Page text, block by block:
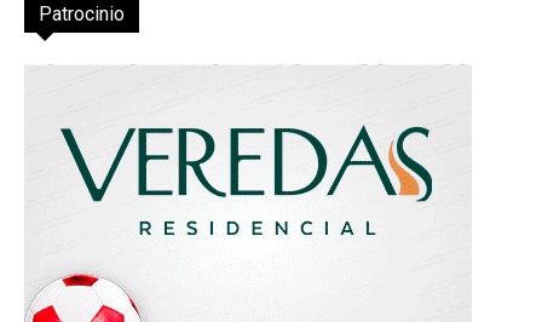
Patrocinio